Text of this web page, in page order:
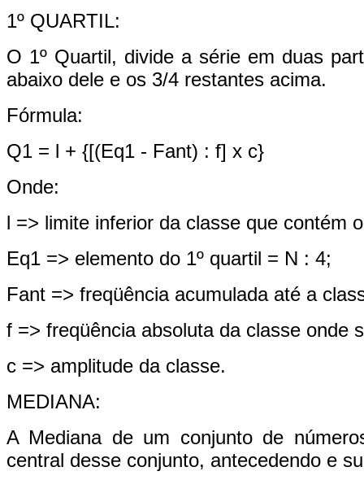
1º QUARTIL:
O 1º Quartil, divide a série em duas
abaixo dele e os 3/4 restantes acima.
Fórmula:
Q1 = l + {[(Eq1 - Fant) : f] x c}
Onde:
l => limite inferior da classe que contém
Eq1 => elemento do 1º quartil = N : 4;
Fant => freqüência acumulada até a
f => freqüência absoluta da classe onde
c => amplitude da classe.
MEDIANA:
A Mediana de um conjunto de
central desse conjunto, antecedendo e